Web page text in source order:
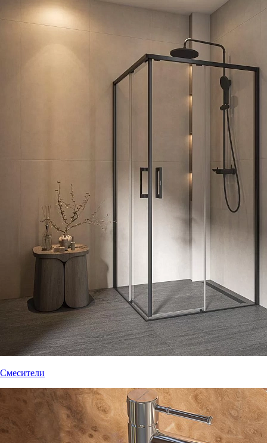
Смесители